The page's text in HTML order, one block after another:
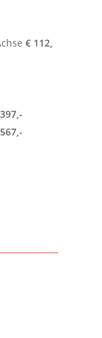
€ 112,